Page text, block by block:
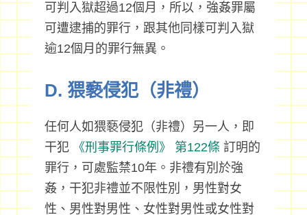
可判入獄超過12個月，所以，強姦罪屬
可遭逮捕的罪行，跟其他同樣可判入獄
逾12個月的罪行無異。
D. 猥褻侵犯（非禮）
任何人如猥褻侵犯（非禮）另一人，即
干犯
《刑事罪行條例》 第122條 訂明的
罪行，可處監禁10年。非禮有別於強
姦，干犯非禮並不限性別，男性對女
性、男性對男性、女性對男性或女性對